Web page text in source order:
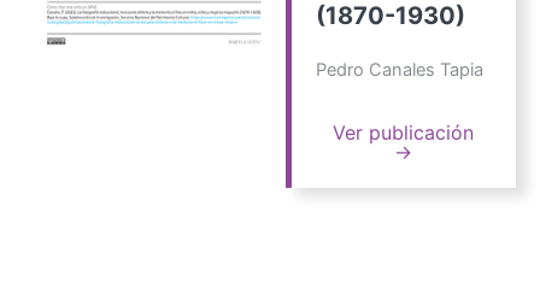
(1870-1930)
Pedro Canales Tapia
Ver publicación
→